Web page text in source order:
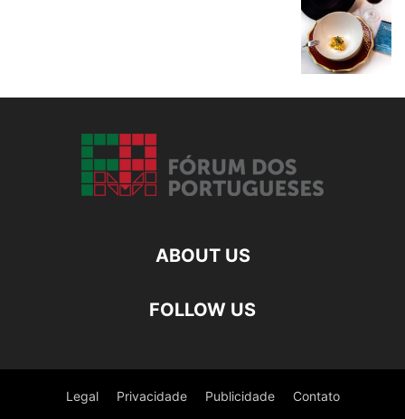
ABOUT US
FOLLOW US
Legal Privacidade Publicidade Contato